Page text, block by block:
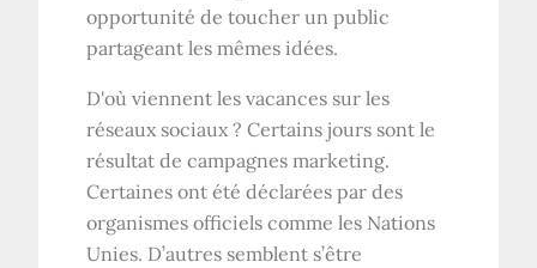
opportunité de toucher un public
partageant les mêmes idées.
D'où viennent les vacances sur les
réseaux sociaux ? Certains jours sont le
résultat de campagnes marketing.
Certaines ont été déclarées par des
organismes officiels comme les Nations
Unies. D’autres semblent s’être